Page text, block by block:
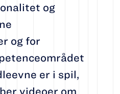
og
og for
er i spil,
videoer om